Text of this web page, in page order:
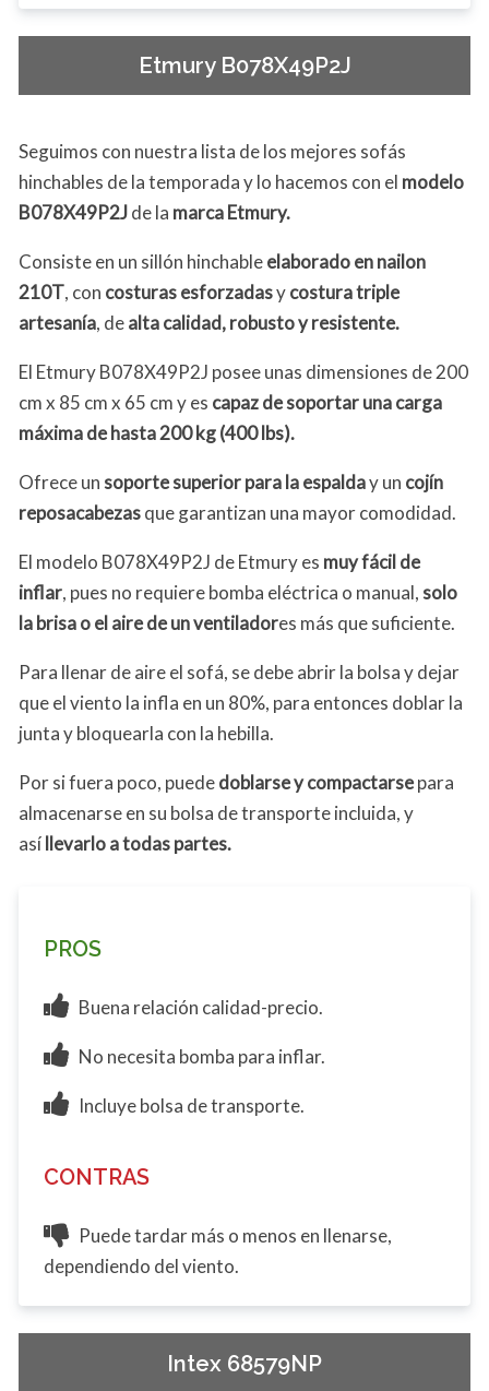
Etmury B078X49P2J
Seguimos con nuestra lista de los mejores sofás
hinchables de la temporada y lo hacemos con el modelo
B078X49P2Jde la marca Etmury.
Consiste en un sillón hinchableelaborado en nailon
210T, con costuras esforzadasycostura triple
artesanía, dealta calidad, robusto y resistente.
El Etmury B078X49P2J posee unas dimensiones de 200
cm x 85 cm x 65 cm y es capaz de soportar una carga
máxima de hasta 200 kg (400 lbs).
Ofrece un soporte superior para la espalday un cojín
reposacabezasque garantizan una mayor comodidad.
El modelo B078X49P2J de Etmury es muy fácil de
inflar, pues no requiere bomba eléctrica o manual, solo
la brisa o el aire de un ventiladores más que suficiente.
Para llenar de aire el sofá, se debe abrir la bolsa y dejar
que el viento la infla en un 80%, para entonces doblar la
junta y bloquearla con la hebilla.
Por si fuera poco, puededoblarse y compactarsepara
almacenarse en su bolsa de transporte incluida, y
asíllevarlo a todas partes.
PROS
Buena relación calidad-precio.
No necesita bomba para inflar.
Incluye bolsa de transporte.
CONTRAS
Puede tardar más o menos en llenarse,
dependiendo del viento.
Intex 68579NP